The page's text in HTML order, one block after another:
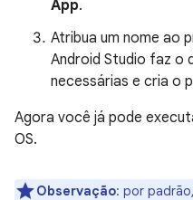
App.
Atribua um nome ao
Android Studio faz o
necessárias e cria o
Agora você já pode
OS.
Observação: por